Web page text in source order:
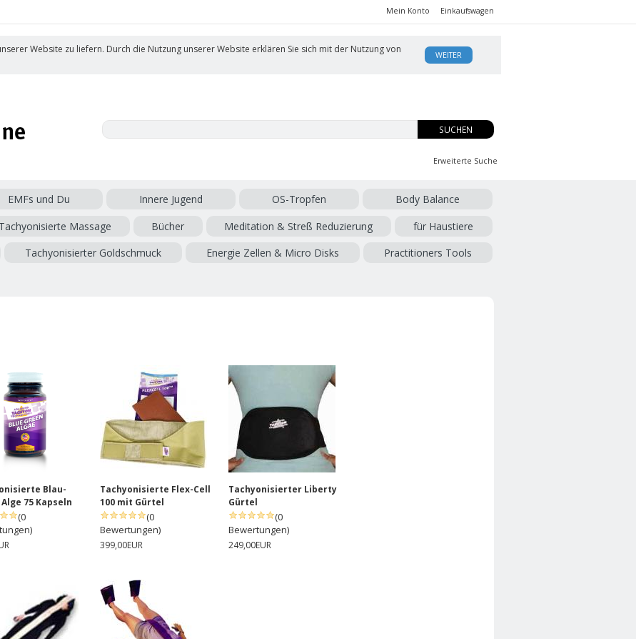
Mein Konto Einkaufswagen
Website zu liefern. Durch die Nutzung unserer Website erklären Sie sich mit der Nutzung von
WEITER
SUCHEN
Erweiterte Suche
EMFs und Du Innere Jugend OS-Tropfen
Body Balance
Tachyonisierte Massage Bücher Meditation & Streß Reduzierung
für Haustiere
Tachyonisierter Goldschmuck Energie Zellen & Micro Disks Practitioners Tools
Blau-
75 Kapseln
(0
Tachyonisierte Flex-Cell
100 mit Gürtel
(0
Bewertungen)
399,00EUR
Tachyonisierter Liberty
Gürtel
(0
Bewertungen)
249,00EUR